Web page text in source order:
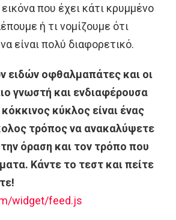
που έχει κάτι κρυμμένο
ή τι νομίζουμε ότι
είναι πολύ διαφορετικό.
ειδών οφθαλμαπάτες και οι
γνωστή και ενδιαφέρουσα
κύκλος είναι ένας
τρόπος να ανακαλύψετε
όραση και τον τρόπο που
Κάντε το τεστ και πείτε
widget/feed.js